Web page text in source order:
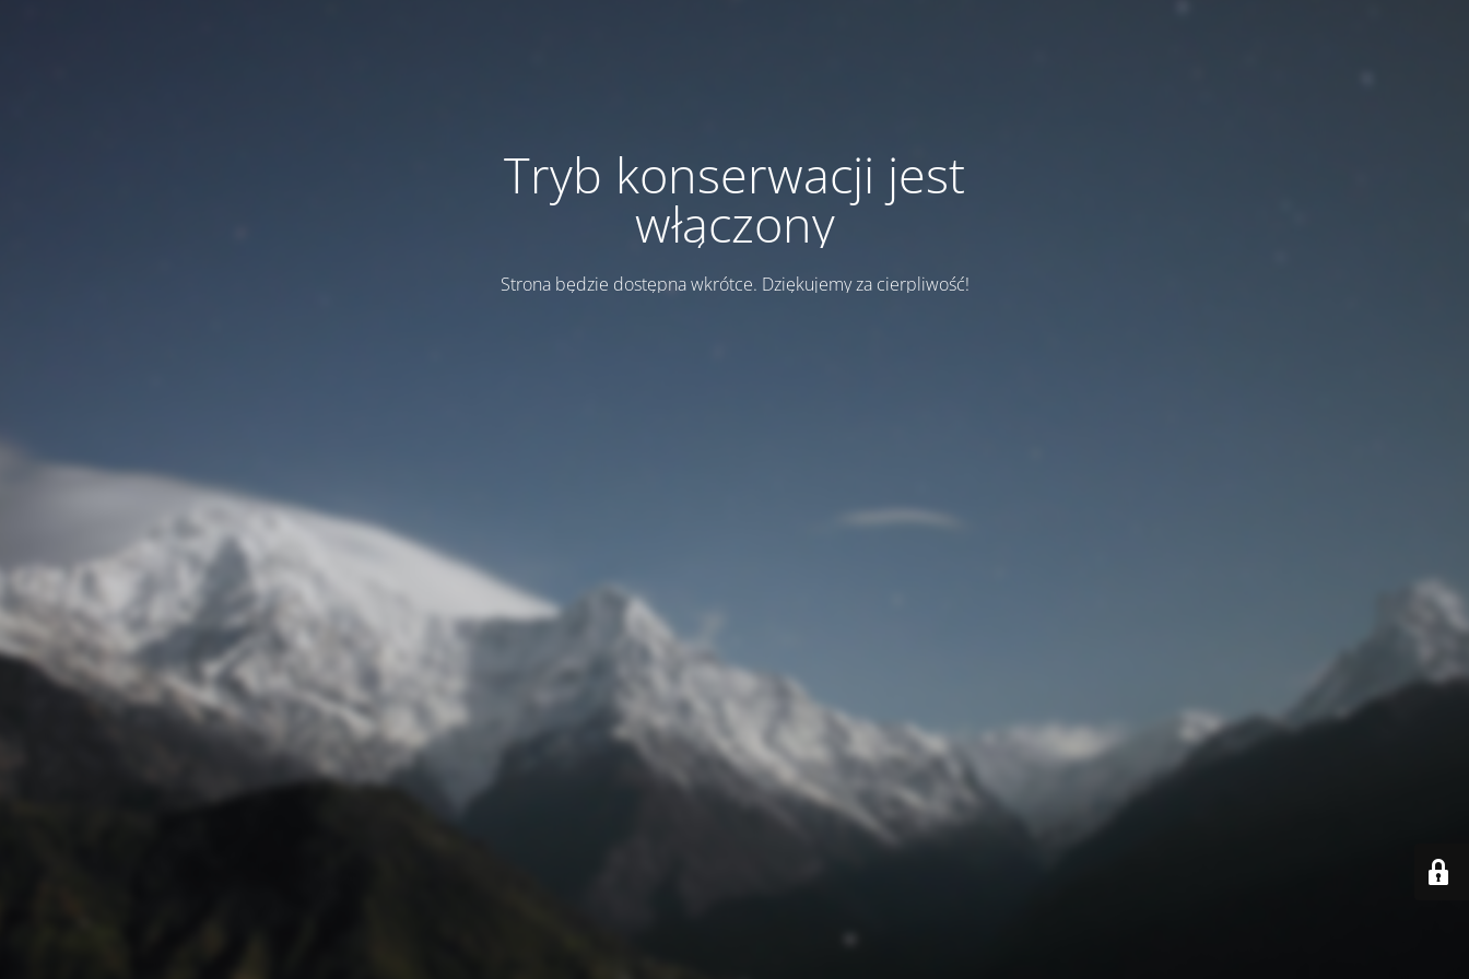
Tryb konserwacji jest
włączony
Strona będzie dostępna wkrótce. Dziękujemy za cierpliwość!